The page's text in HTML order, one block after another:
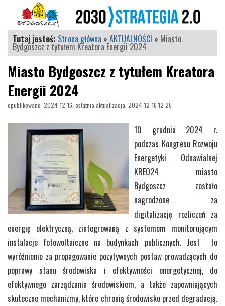
Tutaj jesteś: Strona główna » AKTUALNOŚCI » Miasto
Bydgoszcz z tytułem Kreatora Energii 2024
Miasto Bydgoszcz z tytułem Kreatora
Energii 2024
opublikowano: 2024-12-16, ostatnia aktualizacja: 2024-12-16 12:25
10 grudnia 2024 r.
podczas Kongresu Rozwoju
Energetyki Odnawialnej
KREO24 miasto
Bydgoszcz zostało
nagrodzone za
digitalizację rozliczeń za
energię elektryczną, zintegrowaną z systemem monitorującym
instalacje fotowoltaiczne na budynkach publicznych. Jest to
wyróżnienie za propagowanie pozytywnych postaw prowadzących do
poprawy stanu środowiska i efektywności energetycznej, do
efektywnego zarządzania środowiskiem, a także zapewniających
skuteczne mechanizmy, które chronią środowisko przed degradacją.